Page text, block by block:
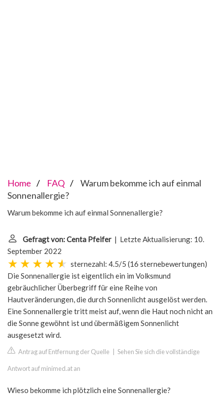
Home FAQ
Warum bekomme ich auf einmal
Sonnenallergie?
Warum bekomme ich auf einmal Sonnenallergie?
Gefragt von: Centa Pfeifer | Letzte Aktualisierung: 10.
September 2022
sternezahl: 4.5/5 (16 sternebewertungen)
Die Sonnenallergie ist eigentlich ein im Volksmund
gebräuchlicher Überbegriff für eine Reihe von
Hautveränderungen, die durch Sonnenlicht ausgelöst werden.
Eine Sonnenallergie tritt meist auf, wenn die Haut noch nicht an
die Sonne gewöhnt ist und übermäßigem Sonnenlicht
ausgesetzt wird.
Antrag auf Entfernung der Quelle Sehen Sie sich die vollständige
Antwort auf minimed.at an
Wieso bekomme ich plötzlich eine Sonnenallergie?